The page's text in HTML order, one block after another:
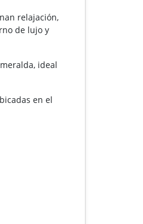
relajación,
de lujo y
ideal
en el